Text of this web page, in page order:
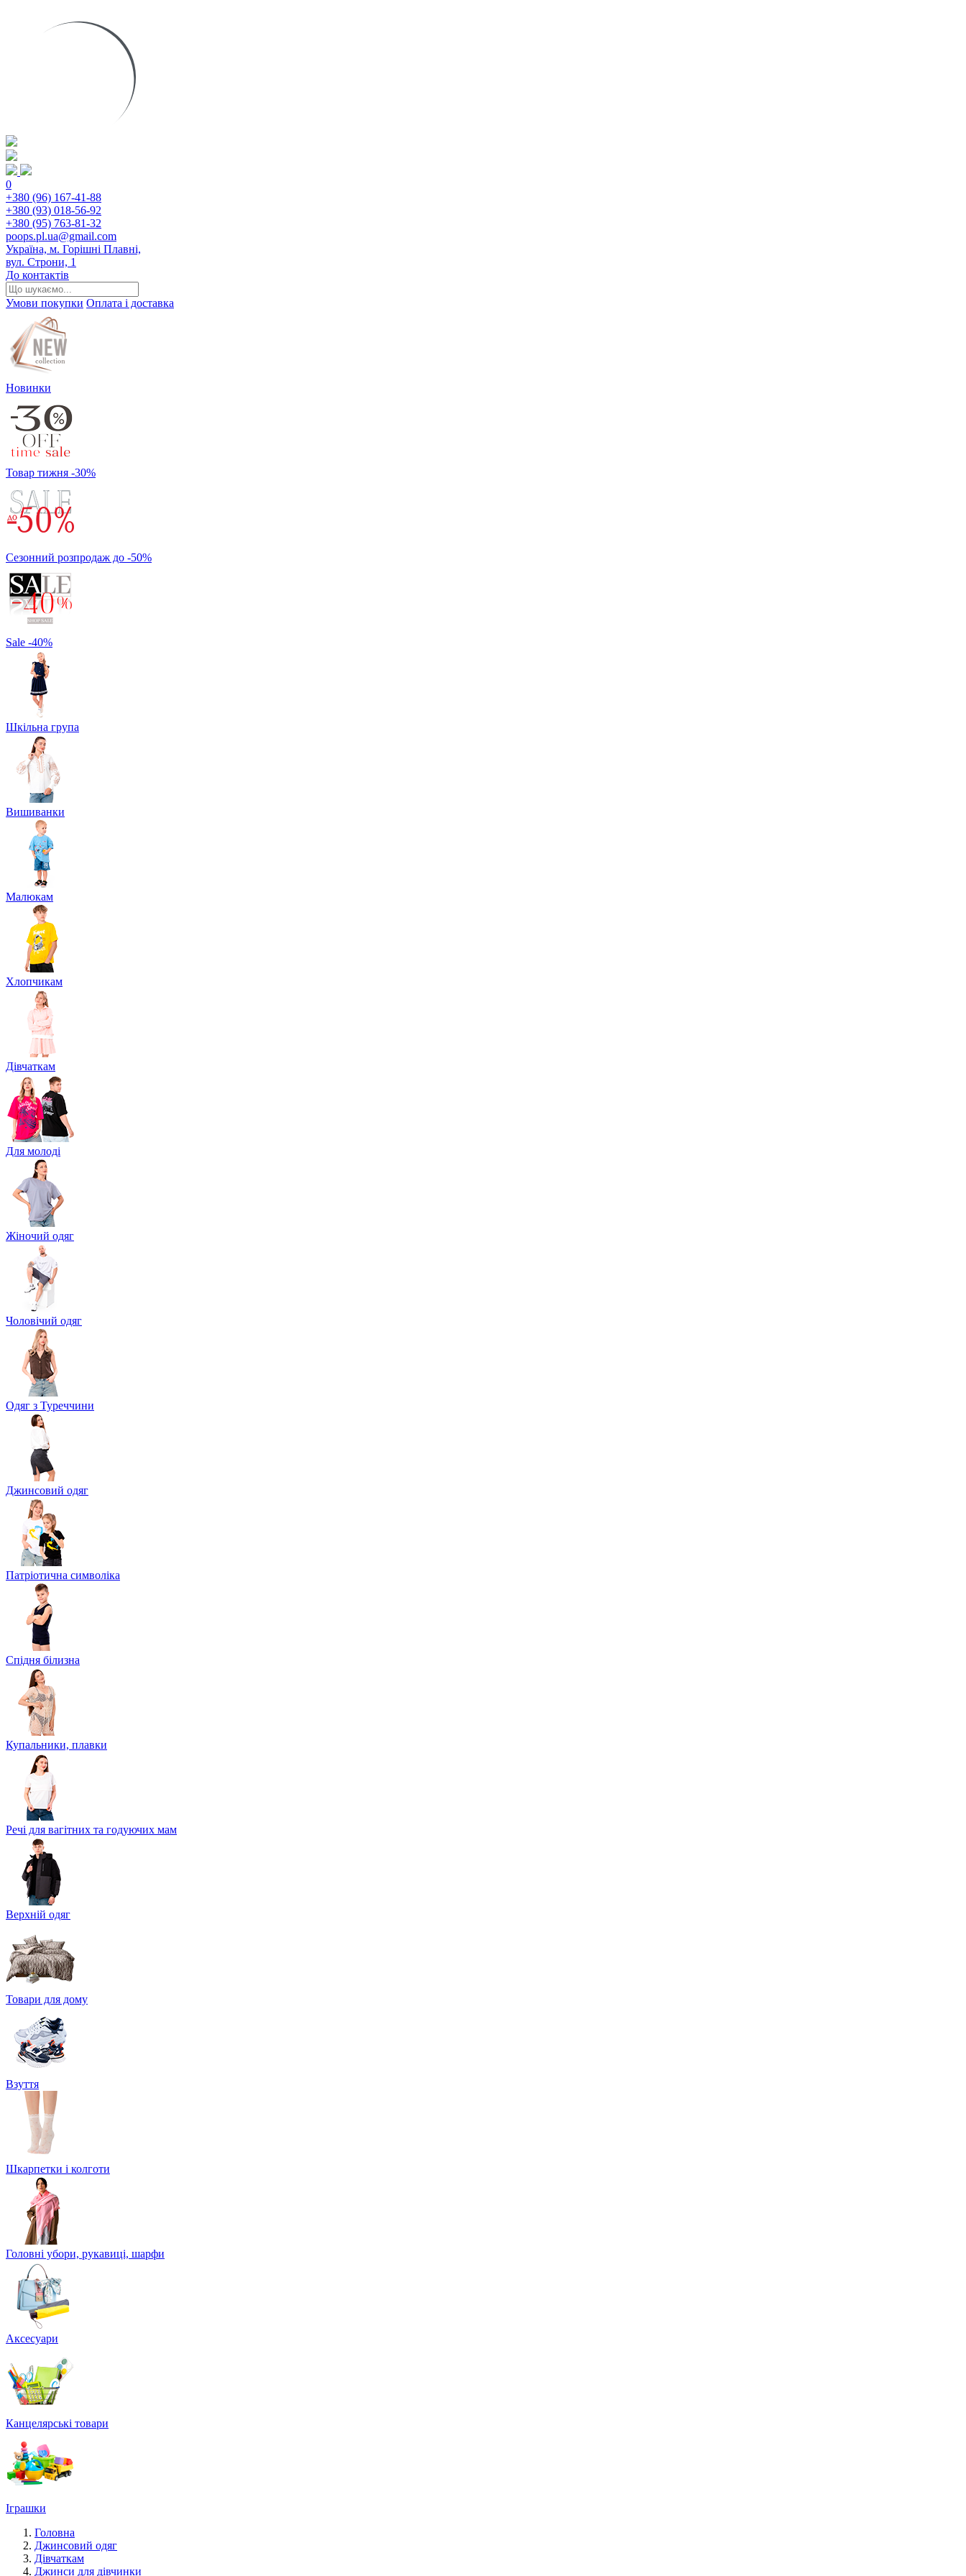
0
+380 (96) 167-41-88
+380 (93) 018-56-92
+380 (95) 763-81-32
poops.pl.ua@gmail.com
Україна, м. Горішні Плавні,
вул. Строни, 1
До контактів
Умови покупки Оплата і доставка
Новинки
Товар тижня -30%
Сезонний розпродаж до -50%
Sale -40%
Шкільна група
Вишиванки
Малюкам
Хлопчикам
Дівчаткам
Для молоді
Жіночий одяг
Чоловічий одяг
Одяг з Туреччини
Джинсовий одяг
Патріотична символіка
Спідня білизна
Купальники, плавки
Речі для вагітних та годуючих мам
Верхній одяг
Товари для дому
Взуття
Шкарпетки і колготи
Головні убори, рукавиці, шарфи
Аксесуари
Канцелярські товари
Іграшки
Головна
Джинсовий одяг
Дівчаткам
Джинси для дівчинки